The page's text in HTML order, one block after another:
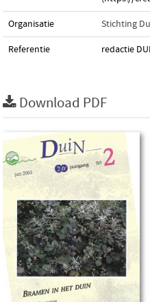
Organisatie Stichting
Referentie redactie
Download PDF